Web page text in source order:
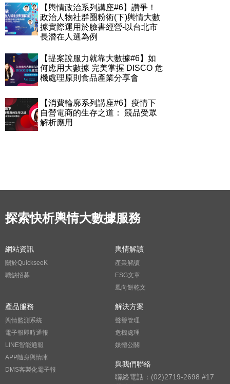
【輿情政治系列講座#6】讚爭！
政治人物社群圈粉術(下)輿情大數
據實際運用於臉書經營-以台北市
長潛在人選為例
【提案說服力就靠大數據#6】如
何應用大數據 完美掌握 DISCO 危
機處理原則食品產業分享會
【消費輪廓系列講座#6】疫情下
自營電商的生存之道： 競品受眾
解析應用
探索快析輿情大數據服務
網站資訊
關於QuickseeK
職缺招募
輿情解讀
產業解讀
ESG文章
風向餅乾文
產品服務
輿情監測系統
電子報即時通報
LINE智能通報
APP隨身輿情庫
DMS客製化電子報
解決方案
聲譽管理
危機處理
媒體公關
與我們聯絡
聯絡電話：(02)2719-2698 #17